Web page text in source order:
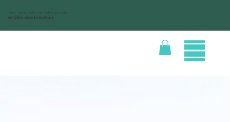
Único, acessível e de última geração
estúdios cápsula ecológica